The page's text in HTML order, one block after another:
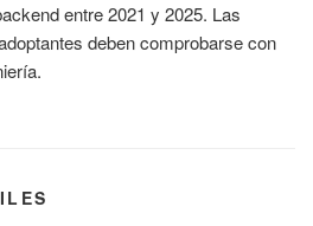
entre 2021 y 2025. Las
deben comprobarse con